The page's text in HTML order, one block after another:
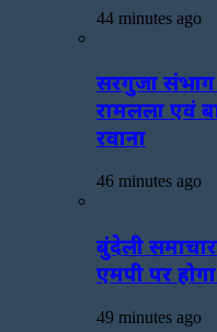
44 minutes ago
सरगुजा संभाग
रामलला एवं
रवाना
46 minutes ago
बुंदेली
एमपी पर होगा
49 minutes ago